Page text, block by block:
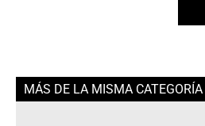
MÁS DE LA MISMA CATEGORÍA